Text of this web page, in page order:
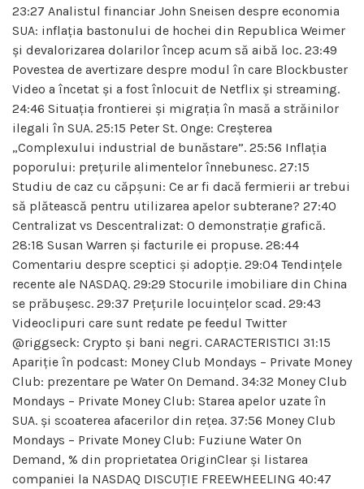
23:27 Analistul financiar John Sneisen despre economia
SUA: inflația bastonului de hochei din Republica Weimer
și devalorizarea dolarilor încep acum să aibă loc. 23:49
Povestea de avertizare despre modul în care Blockbuster
Video a încetat și a fost înlocuit de Netflix și streaming.
24:46 Situația frontierei și migrația în masă a străinilor
ilegali în SUA. 25:15 Peter St. Onge: Creșterea
„Complexului industrial de bunăstare”. 25:56 Inflația
poporului: prețurile alimentelor înnebunesc. 27:15
Studiu de caz cu căpșuni: Ce ar fi dacă fermierii ar trebui
să plătească pentru utilizarea apelor subterane? 27:40
Centralizat vs Descentralizat: O demonstrație grafică.
28:18 Susan Warren și facturile ei propuse. 28:44
Comentariu despre sceptici și adopție. 29:04 Tendințele
recente ale NASDAQ. 29:29 Stocurile imobiliare din China
se prăbușesc. 29:37 Prețurile locuințelor scad. 29:43
Videoclipuri care sunt redate pe feedul Twitter
@riggseck: Crypto și bani negri. CARACTERISTICI 31:15
Apariție în podcast: Money Club Mondays – Private Money
Club: prezentare pe Water On Demand. 34:32 Money Club
Mondays – Private Money Club: Starea apelor uzate în
SUA. și scoaterea afacerilor din rețea. 37:56 Money Club
Mondays – Private Money Club: Fuziune Water On
Demand, % din proprietatea OriginClear și listarea
companiei la NASDAQ DISCUȚIE FREEWHEELING 40:47